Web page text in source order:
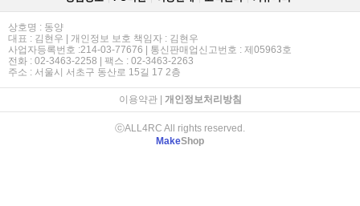
상호명 : 동양
대표 : 김현우 | 개인정보 보호 책임자 : 김현우
사업자등록번호 :214-03-77676 | 통신판매업신고번호 : 제05963호
전화 : 02-3463-2258 | 팩스 : 02-3463-2263
주소 : 서울시 서초구 동산로 15길 17 2층
이용약관| 개인정보처리방침
ⓒALL4RC All rights reserved.
MakeShop